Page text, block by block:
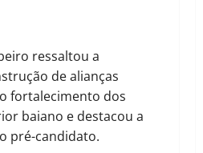
ressaltou a
de alianças
fortalecimento dos
baiano e destacou a
pré-candidato.